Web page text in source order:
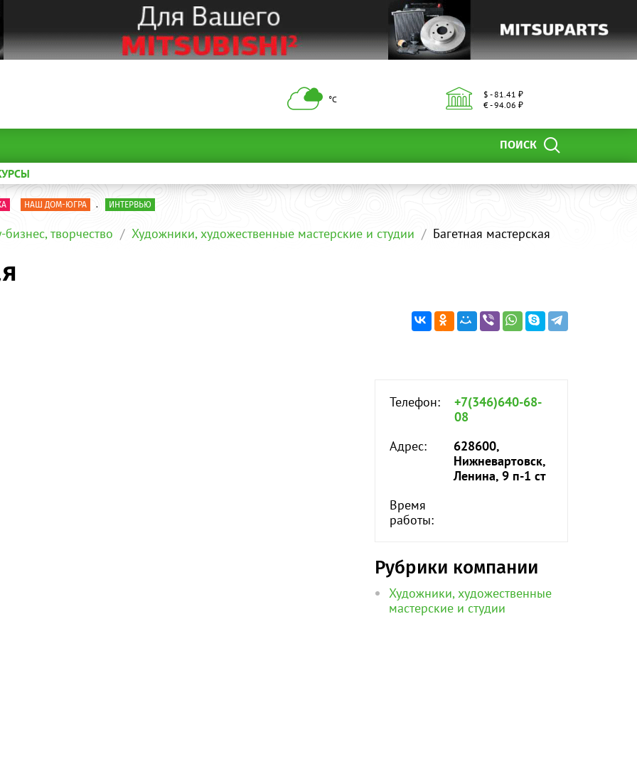
°С
$ - 81.41 ₽
€ - 94.06 ₽
ПОИСК
НАШ ДОМ-ЮГРА . ИНТЕРВЬЮ
творчество Художники, художественные мастерские и студии Багетная мастерская
Телефон:
+7(346)640-68-
08
Адрес:
628600,
Нижневартовск,
Ленина, 9 п-1 ст
Время
работы:
Рубрики компании
Художники, художественные
мастерские и студии